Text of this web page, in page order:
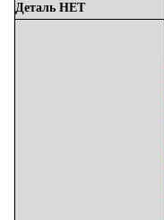
Деталь НЕТ